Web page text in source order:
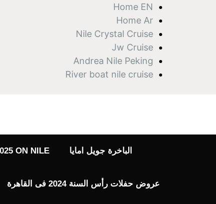
Home EN
Home Ar
Nile Crystal Cruise
Jw Cruise
Andrea Nile Peking
River boat nile cruise
الباخرة جويل امايا ON NILE
عروض حفلات رأس السنة 2024 فى القاهرة